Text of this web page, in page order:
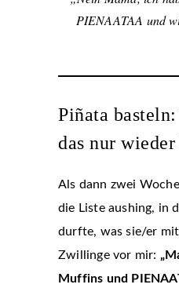
PIENAATAA und
Piñata
das nur
Als dann zwei
die Liste aushing, in
durfte, was sie/er
Zwillinge vor mir:
Muffins und